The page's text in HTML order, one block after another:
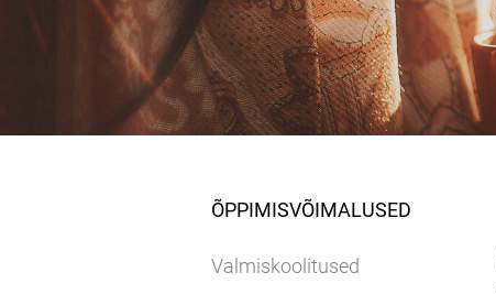
ÕPPIMISVÕIMALUSED
Valmiskoolitused